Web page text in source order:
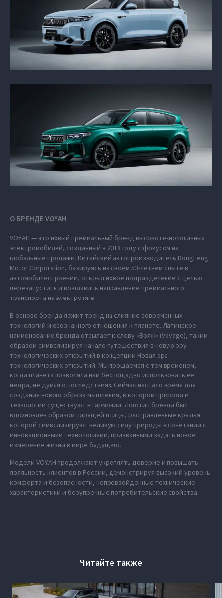
О БРЕНДЕ VOYAH
VOYAH — это новый премиальный бренд высокотехнологичных
электромобилей, созданный в 2018 году с фокусом на
глобальные продажи. Китайский автопроизводитель DongFeng
Motor Corporation, базируясь на своем 53-летнем опыте в
автомобилестроении, открыл новое подразделение с целью
перезапустить и возглавить направление премиального
транспорта на электротяге.
В основе бренда лежит тренд на слияние современных
технологий и осознанного отношения к планете. Латинское
наименование бренда отсылает к слову «Вояж» (Voyage), таким
образом символизируя начало путешествия в новую эру
технологических открытий в концепции Новая эра
технологических открытий. Мы прощаемся с тем временем,
когда планета позволяла нам беспощадно использовать ее
недра, не думая о последствиях. Сейчас настало время для
создания нового образа мышления, в котором природа и
технологии существуют в гармонии. Логотип бренда был
вдохновлен образом парящей птицы, расправленные крылья
которой символизируют великую силу природы в сочетании с
инновационными технологиями, призванными задать новое
измерение жизни в мире будущего.
Модели VOYAH продолжают укреплять доверие и повышать
лояльность клиентов в России, демонстрируя высокий уровень
комфорта и безопасности, непревзойденные технические
характеристики и безупречные потребительские свойства.
Читайте также